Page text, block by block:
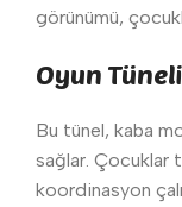
görünümü,
Oyun
Bu tünel, kaba
sağlar. Çocuklar
koordinasyon